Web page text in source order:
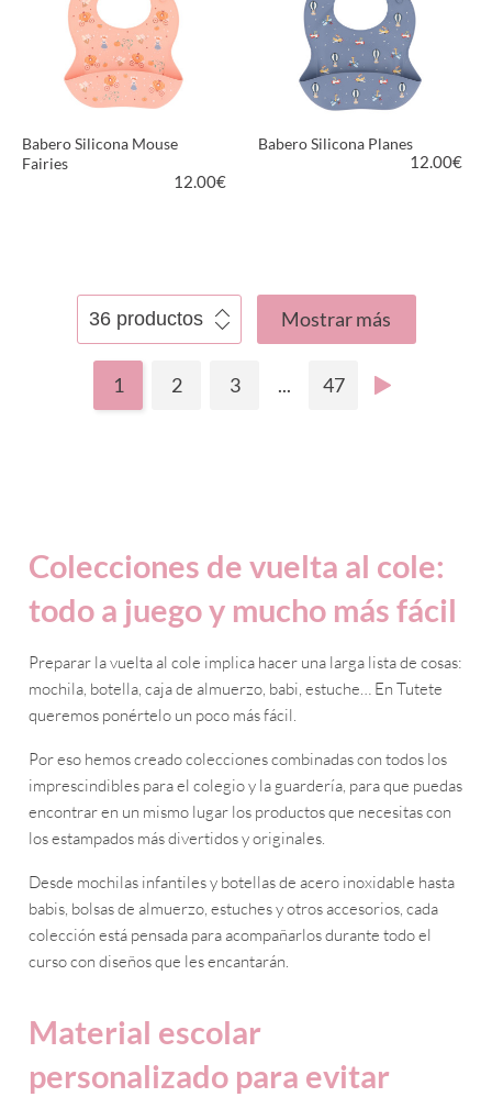
Babero Silicona Mouse
Fairies
12.00€
Babero Silicona Planes
12.00€
Mostrar más
1 2 3 ... 47
Colecciones de vuelta al cole:
todo a juego y mucho más fácil
Preparar la vuelta al cole implica hacer una larga lista de cosas:
mochila, botella, caja de almuerzo, babi, estuche… En Tutete
queremos ponértelo un poco más fácil.
Por eso hemos creado colecciones combinadas con todos los
imprescindibles para el colegio y la guardería, para que puedas
encontrar en un mismo lugar los productos que necesitas con
los estampados más divertidos y originales.
Desde mochilas infantiles y botellas de acero inoxidable hasta
babis, bolsas de almuerzo, estuches y otros accesorios, cada
colección está pensada para acompañarlos durante todo el
curso con diseños que les encantarán.
Material escolar
personalizado para evitar